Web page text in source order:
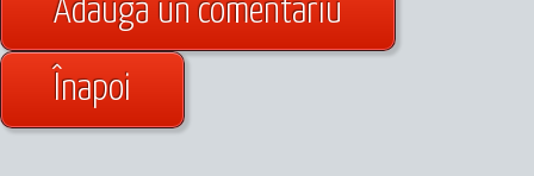
Adaugă un comentariu
Înapoi